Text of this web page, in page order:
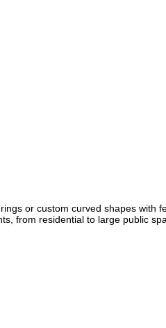
or custom curved shapes
from residential to large public